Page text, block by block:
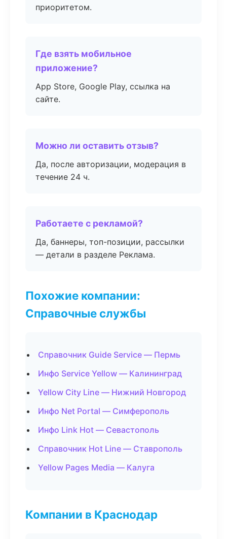
приоритетом.
Где взять мобильное
приложение?
App Store, Google Play, ссылка на
сайте.
Можно ли оставить отзыв?
Да, после авторизации, модерация в
течение 24 ч.
Работаете с рекламой?
Да, баннеры, топ-позиции, рассылки
— детали в разделе Реклама.
Похожие компании:
Справочные службы
Справочник Guide Service — Пермь
Инфо Service Yellow — Калининград
Yellow City Line — Нижний Новгород
Инфо Net Portal — Симферополь
Инфо Link Hot — Севастополь
Справочник Hot Line — Ставрополь
Yellow Pages Media — Калуга
Компании в Краснодар